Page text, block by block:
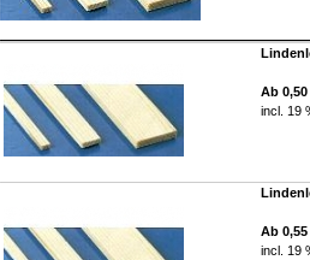
Ab 0,50
incl. 19
Ab 0,55
incl. 19